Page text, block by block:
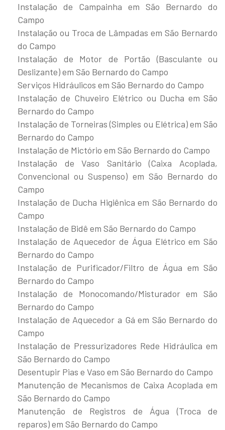
Instalação de Campainha em São Bernardo do
Campo
Instalação ou Troca de Lâmpadas em São Bernardo
do Campo
Instalação de Motor de Portão (Basculante ou
Deslizante) em São Bernardo do Campo
Serviços Hidráulicos em São Bernardo do Campo
Instalação de Chuveiro Elétrico ou Ducha em São
Bernardo do Campo
Instalação de Torneiras (Simples ou Elétrica) em São
Bernardo do Campo
Instalação de Mictório em São Bernardo do Campo
Instalação de Vaso Sanitário (Caixa Acoplada,
Convencional ou Suspenso) em São Bernardo do
Campo
Instalação de Ducha Higiênica em São Bernardo do
Campo
Instalação de Bidê em São Bernardo do Campo
Instalação de Aquecedor de Água Elétrico em São
Bernardo do Campo
Instalação de Purificador/Filtro de Água em São
Bernardo do Campo
Instalação de Monocomando/Misturador em São
Bernardo do Campo
Instalação de Aquecedor a Gá em São Bernardo do
Campo
Instalação de Pressurizadores Rede Hidráulica em
São Bernardo do Campo
Desentupir Pias e Vaso em São Bernardo do Campo
Manutenção de Mecanismos de Caixa Acoplada em
São Bernardo do Campo
Manutenção de Registros de Água (Troca de
reparos) em São Bernardo do Campo